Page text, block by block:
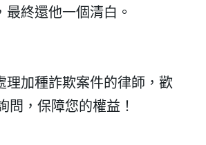
最終還他一個清白。
理加種詐欺案件的律師，歡
問，保障您的權益！